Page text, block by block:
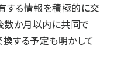
する情報を積極的に交
数か月以内に共同で
換する予定も明かして